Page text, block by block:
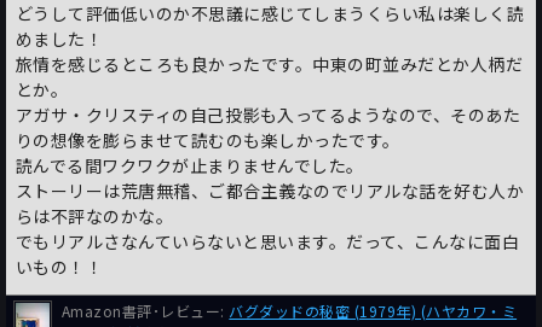
どうして評価低いのか不思議に感じてしまうくらい私は楽しく読
めました！
旅情を感じるところも良かったです。中東の町並みだとか人柄だ
とか。
アガサ・クリスティの自己投影も入ってるようなので、そのあた
りの想像を膨らませて読むのも楽しかったです。
読んでる間ワクワクが止まりませんでした。
ストーリーは荒唐無稽、ご都合主義なのでリアルな話を好む人か
らは不評なのかな。
でもリアルさなんていらないと思います。だって、こんなに面白
いもの！！
Amazon書評･レビュー: バグダッドの秘密 (1979年) (ハヤカワ・ミ